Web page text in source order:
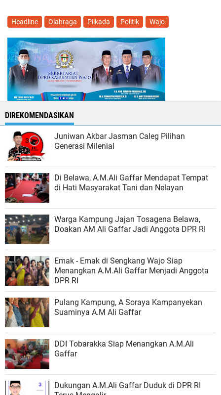
Headline Olahraga Pilkada Politik Wajo
DIREKOMENDASIKAN
Juniwan Akbar Jasman Caleg Pilihan
Generasi Milenial
Di Belawa, A.M.Ali Gaffar Mendapat Tempat
di Hati Masyarakat Tani dan Nelayan
Warga Kampung Jajan Tosagena Belawa,
Doakan AM Ali Gaffar Jadi Anggota DPR RI
Emak - Emak di Sengkang Wajo Siap
Menangkan A.M.Ali Gaffar Menjadi Anggota
DPR RI
Pulang Kampung, A Soraya Kampanyekan
Suaminya A.M Ali Gaffar
DDI Tobarakka Siap Menangkan A.M.Ali
Gaffar
Dukungan A.M.Ali Gaffar Duduk di DPR RI